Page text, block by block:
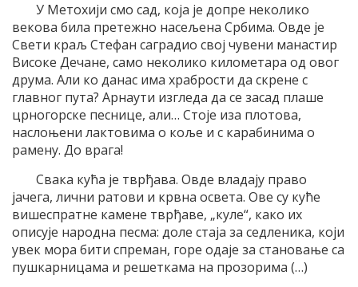
У Метохији смо сад, која је допре неколико
векова била претежно насељена Србима. Овде је
Свети краљ Стефан саградио свој чувени манастир
Високе Дечане, само неколико километара од овог
друма. Али ко данас има храбрости да скрене с
главног пута? Арнаути изгледа да се засад плаше
црногорске песнице, али… Стоје иза плотова,
наслоњени лактовима о коље и с карабинима о
рамену. До врага!
Свака кућа је тврђава. Овде владају право
јачега, лични ратови и крвна освета. Ове су куће
вишеспратне камене тврђаве, „куле“, како их
описује народна песма: доле стаја за седленика, који
увек мора бити спреман, горе одаје за становање са
пушкарницама и решеткама на прозорима (…)